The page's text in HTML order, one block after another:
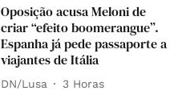
Oposição acusa Meloni de
criar “efeito boomerangue”.
Espanha já pede passaporte a
viajantes de Itália
DN/Lusa 3 Horas